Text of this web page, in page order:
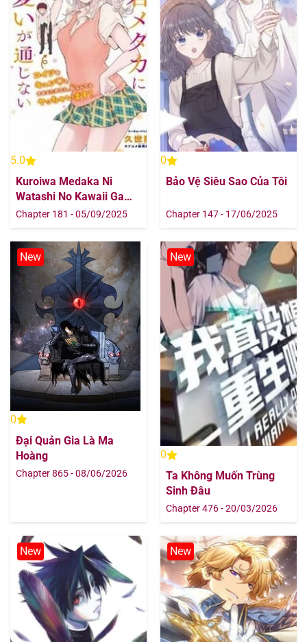
5.0
Kuroiwa Medaka Ni
Watashi No Kawaii Ga
Tsuujinai
Chapter 181 - 05/09/2025
0
Bảo Vệ Siêu Sao Của Tôi
Chapter 147 - 17/06/2025
New
0
Đại Quản Gia Là Ma
Hoàng
Chapter 865 - 08/06/2026
New
0
Ta Không Muốn Trùng
Sinh Đâu
Chapter 476 - 20/03/2026
New New